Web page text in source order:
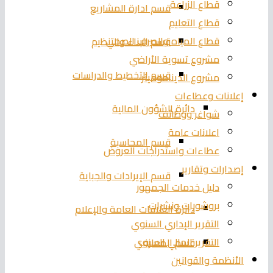
قسم ادارة المشاريع
قسم البناء والتنظيم
قسم التخطيط والدراسات
دائرة الشؤون المالية
قسم المحاسبة
قسم الإيرادات والجباية
دائرة العلاقات العامة والإعلام
قسم المعارف
قطاع الزراعة
قطاع التعليم
قطاع المياه والصرف الصحي
مشروع تسوية الأراضي
مشروع الديناموميتر
إعلانات وعطاءات
شواغر ووظائف
اعلانات عامة
عطاءات واستدراجات العروض
إصدارات وتقارير
دليل خدمات الجمهور
بروشورات ونشرات
التقرير الإداري السنوي
التقرير المالي السنوي
الأنظمة والقوانين